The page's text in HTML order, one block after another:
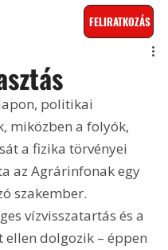
FELIRATKOZÁS
politikai
miközben a folyók,
a fizika törvényei
az Agrárinfonak egy
szakember.
vízvisszatartás és a
ellen dolgozik – éppen